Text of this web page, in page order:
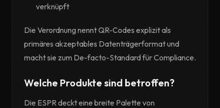
verknüpft
Die Verordnung nennt QR-Codes explizit als
primäres akzeptables Datenträgerformat und
macht sie zum De-facto-Standard für Compliance.
Welche Produkte sind betroffen?
Die ESPR deckt eine breite Palette von